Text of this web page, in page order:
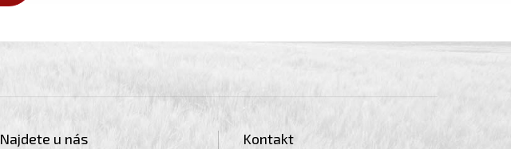
Najdete u nás Kontakt